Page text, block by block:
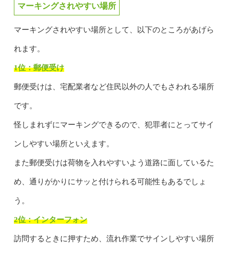
マーキングされやすい場所
マーキングされやすい場所として、以下のところがあげら
れます。
1位：郵便受け
郵便受けは、宅配業者など住民以外の人でもさわれる場所
です。
怪しまれずにマーキングできるので、犯罪者にとってサイ
ンしやすい場所といえます。
また郵便受けは荷物を入れやすいよう道路に面しているた
め、通りがかりにサッと付けられる可能性もあるでしょ
う。
2位：インターフォン
訪問するときに押すため、流れ作業でサインしやすい場所